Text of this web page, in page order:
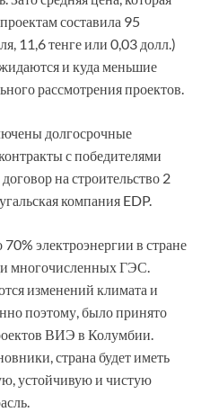
составила 95
11,6 тенге или 0,03 долл.)
и куда меньшие
рассмотрения проектов.
долгосрочные
с победителями
на строительство 2
компания EDP.
электроэнергии в стране
многочисленных ГЭС.
изменений климата и
поэтому, было принято
ВИЭ в Колумбии.
страна будет иметь
устойчивую и чистую